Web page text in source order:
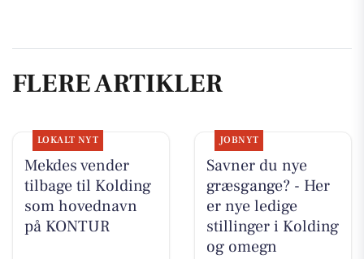
FLERE ARTIKLER
LOKALT NYT
Mekdes vender
tilbage til Kolding
som hovednavn
på KONTUR
JOBNYT
Savner du nye
græsgange? - Her
er nye ledige
stillinger i Kolding
og omegn